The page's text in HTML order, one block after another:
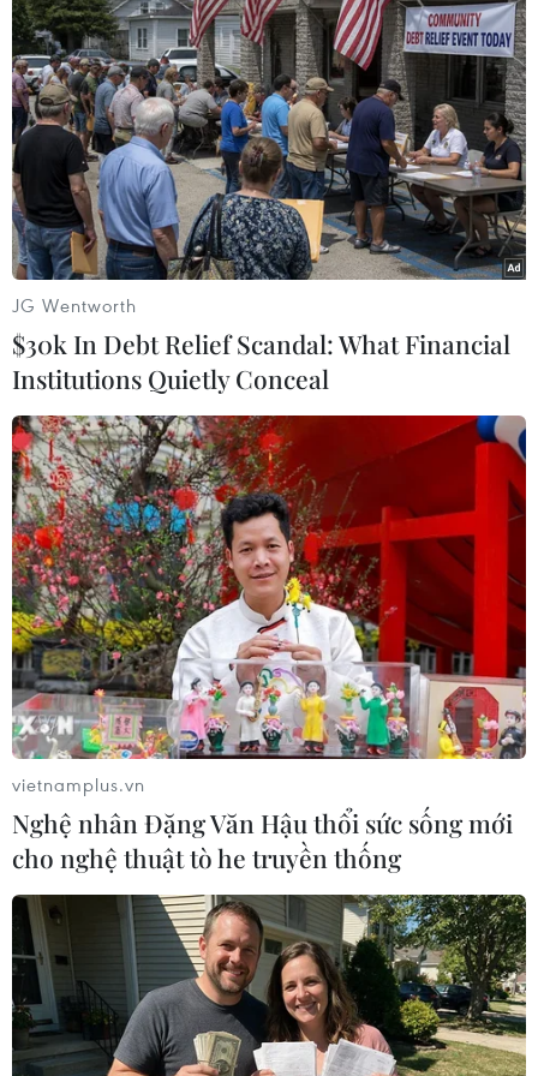
KJ-500, đã được sản xuất tại nước này.
Hàn Quốc thuê nhà thầu Israel sản xuất
radar cho máy bay chiến đấu
23/05/2017 15:08
Hàn Quốc đã chính thức từ bỏ kế hoạch phát triển hệ
thống radar bằng công nghệ của mình cho chương trình
sản xuất máy bay chiến đấu KF-X, và ký hợp đồng hỗ
trợ công nghệ với một hãng của Israel.
JG Wentworth
$30k In Debt Relief Scandal: What Financial
Institutions Quietly Conceal
vietnamplus.vn
Nghệ nhân Đặng Văn Hậu thổi sức sống mới
cho nghệ thuật tò he truyền thống